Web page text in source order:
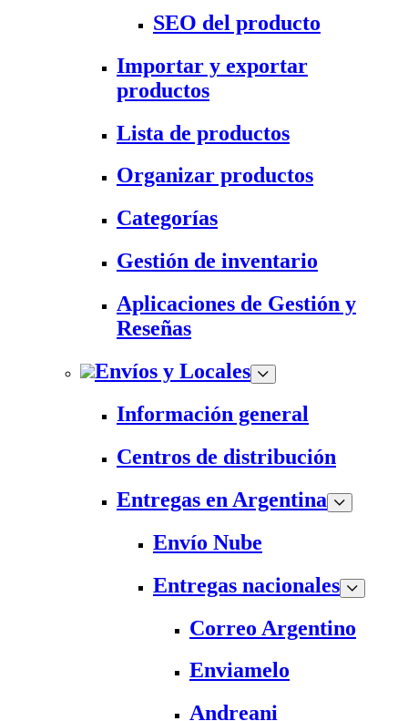
SEO del producto
Importar y exportar
productos
Lista de productos
Organizar productos
Categorías
Gestión de inventario
Aplicaciones de Gestión y
Reseñas
Envíos y Locales
Información general
Centros de distribución
Entregas en Argentina
Envío Nube
Entregas nacionales
Correo Argentino
Enviamelo
Andreani